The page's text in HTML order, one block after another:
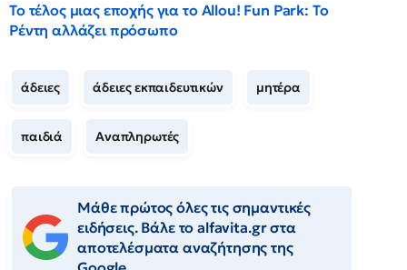
Το τέλος μιας εποχής για το Allou! Fun Park: Το
Ρέντη αλλάζει πρόσωπο
άδειες άδειες εκπαιδευτικών μητέρα
παιδιά Αναπληρωτές
Μάθε πρώτος όλες τις σημαντικές
ειδήσεις. Βάλε το alfavita.gr στα
αποτελέσματα αναζήτησης της